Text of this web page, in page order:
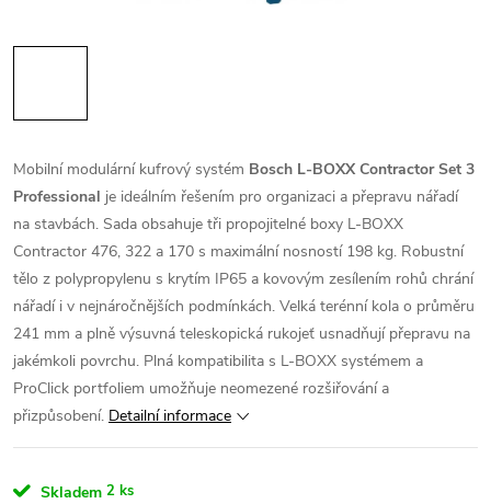
Mobilní modulární kufrový systém Bosch L-BOXX Contractor Set 3
Professional je ideálním řešením pro organizaci a přepravu nářadí
na stavbách. Sada obsahuje tři propojitelné boxy L-BOXX
Contractor 476, 322 a 170 s maximální nosností 198 kg. Robustní
tělo z polypropylenu s krytím IP65 a kovovým zesílením rohů chrání
nářadí i v nejnáročnějších podmínkách. Velká terénní kola o průměru
241 mm a plně výsuvná teleskopická rukojeť usnadňují přepravu na
jakémkoli povrchu. Plná kompatibilita s L-BOXX systémem a
ProClick portfoliem umožňuje neomezené rozšiřování a
přizpůsobení. Detailní informace
Skladem 2 ks